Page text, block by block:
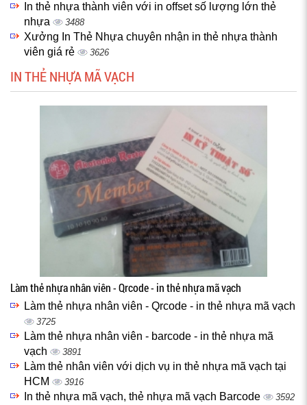
In thẻ nhựa thành viên với in offset số lượng lớn thẻ
nhựa
3488
Xưởng In Thẻ Nhựa chuyên nhận in thẻ nhựa thành
viên giá rẻ
3626
IN THẺ NHỰA MÃ VẠCH
Làm thẻ nhựa nhân viên - Qrcode - in thẻ nhựa mã vạch
Làm thẻ nhựa nhân viên - Qrcode - in thẻ nhựa mã vạch
3725
Làm thẻ nhựa nhân viên - barcode - in thẻ nhựa mã
vạch
3891
Làm thẻ nhân viên với dịch vụ in thẻ nhựa mã vạch tại
HCM
3916
In thẻ nhựa mã vạch, thẻ nhựa mã vạch Barcode 3592